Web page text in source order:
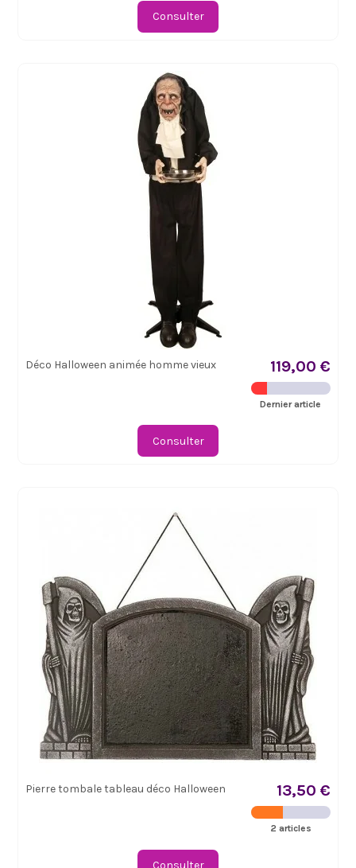
Consulter
Déco Halloween animée homme vieux 119,00 €
Dernier article
Consulter
Pierre tombale tableau déco Halloween 13,50 €
2 articles